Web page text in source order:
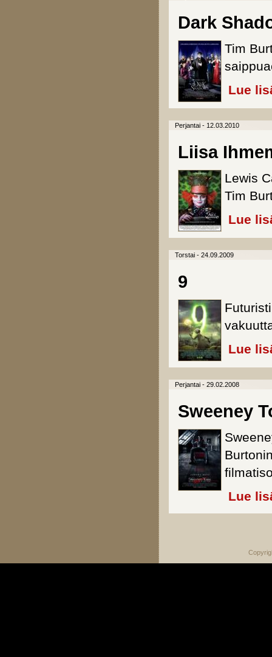
Dark
Tim
Lue
Perjantai - 12.03.2010
Liisa
Lewis
Tim
Lue
Torstai - 24.09.2009
9
Lue
Perjantai - 29.02.2008
Sweeney
Lue